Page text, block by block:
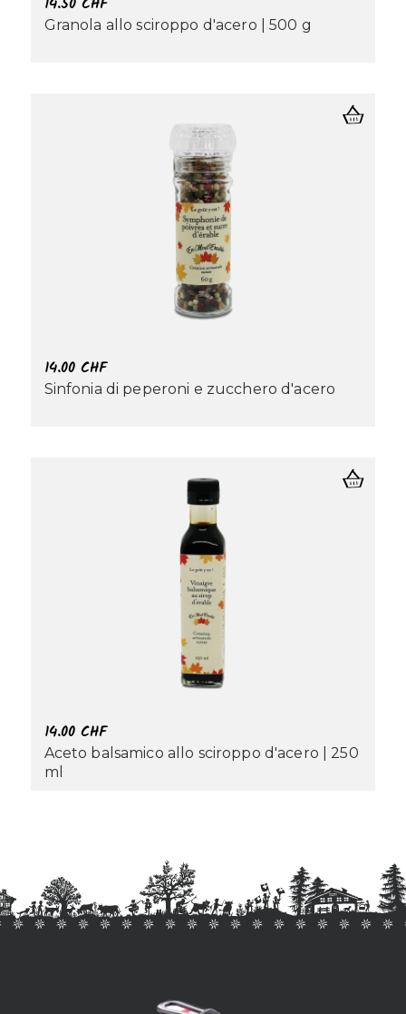
Granola allo sciroppo d'acero | 500 g
14.00 CHF
Sinfonia di peperoni e zucchero d'acero
14.00 CHF
Aceto balsamico allo sciroppo d'acero | 250
ml